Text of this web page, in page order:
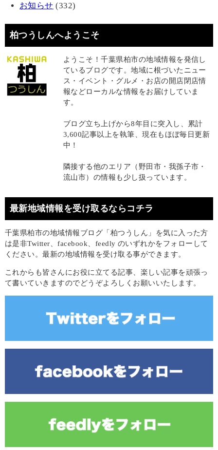
お知らせ (332)
柏つうしんへようこそ
ようこそ！千葉県柏市の地域情報を発信し
ているブログです。地域に根づいたニュー
ス・イベント・グルメ・お店の開店閉店情
報などローカルな情報をお届けしていま
す。
ブログ立ち上げから8年目に突入し、累計
3,600記事以上を執筆、現在もほぼ毎日更新
中！
隣接する他のエリア（野田市・我孫子市・
流山市）の情報も少し扱っています。
最新地域情報を受け取るならコチラ
千葉県柏市の地域情報ブログ「柏つうしん」を気に入った方
は是非Twitter、facebook、feedly のいずれかをフォローして
ください。最新の地域情報を受け取る事ができます。
これからも皆さんにお役に立てる記事、楽しい記事を頑張っ
て書いていきますのでどうぞよろしくお願いいたします。